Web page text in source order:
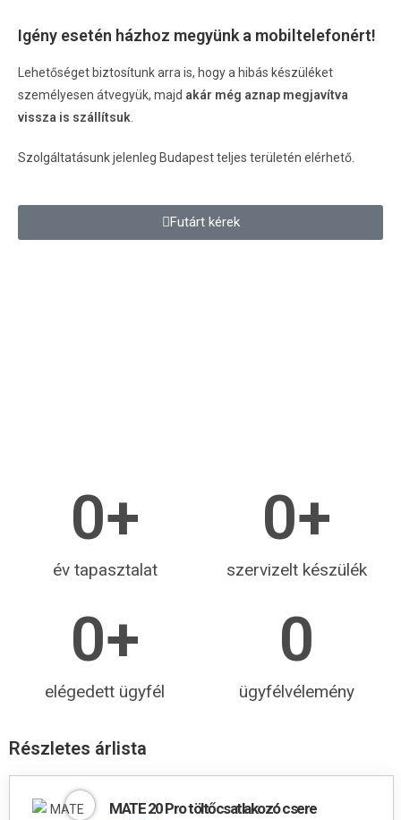
Igény esetén házhoz megyünk a mobiltelefonért!
Lehetőséget biztosítunk arra is, hogy a hibás készüléket
személyesen átvegyük, majd akár még aznap megjavítva
vissza is szállítsuk
Szolgáltatásunk jelenleg Budapest teljes területén elérhető.
Futárt kérek
év tapasztalat
0+
szervizelt készülék
0+
elégedett ügyfél
0+
ügyfélvélemény
0
Részletes árlista
MATE 20 Pro töltőcsatlakozó csere